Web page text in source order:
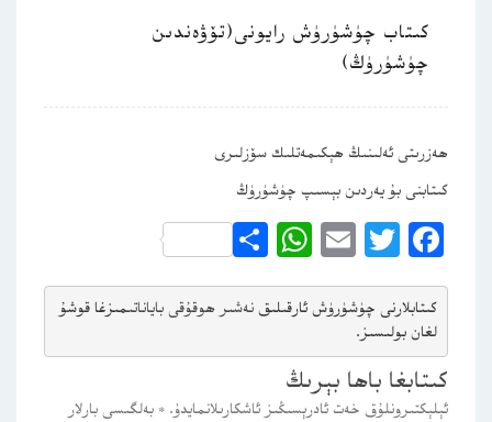
كىتاب چۈشۈرۈش رايونى(تۆۋەندىن
چۈشۈرۈڭ)
ھەزرىتى ئەلىنىڭ ھېكىمەتلىك سۆزلىرى
كىتابنى بۇ يەردىن بېسىپ چۈشۈرۈڭ
Facebook
Twitter
Email
WhatsApp
Share
كىتابلارنى چۈشۈرۈش ئارقىلىق نەشىر ھوقۇقى باياناتىمىزغا قوشۇ
لغان بولىسىز.
كىتابغا باھا بېرىڭ
ئېلېكتىرونلۇق خەت ئادرېسىڭىز ئاشكارىلانمايدۇ. * بەلگىسى بارلار